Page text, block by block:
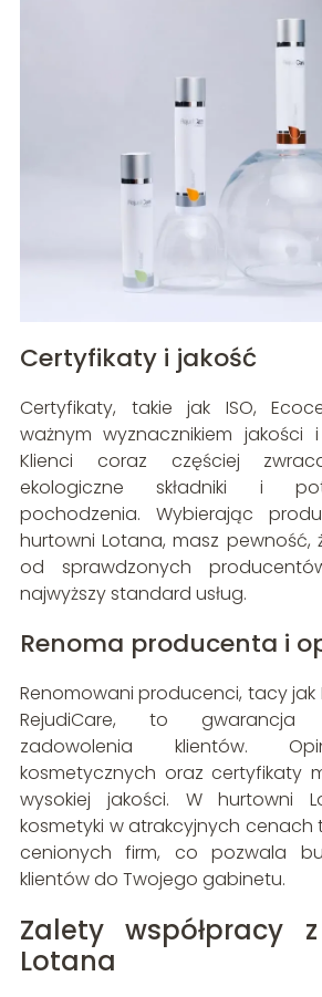
Certyfikaty i jakość
Certyfikaty, takie jak ISO,
ważnym wyznacznikiem jakości
Klienci coraz częściej
ekologiczne składniki i
pochodzenia. Wybierając
hurtowni Lotana, masz
od sprawdzonych
najwyższy standard usług.
Renoma producenta i
Renomowani producenci, tacy jak
RejudiCare, to gwarancja
zadowolenia klientów.
kosmetycznych oraz certyfikaty
wysokiej jakości. W hurtowni
kosmetyki w atrakcyjnych cenach
cenionych firm, co pozwala
klientów do Twojego gabinetu.
Zalety współpracy
Lotana